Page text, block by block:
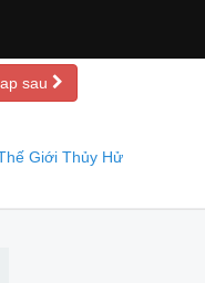
sau
Giới Thủy Hử